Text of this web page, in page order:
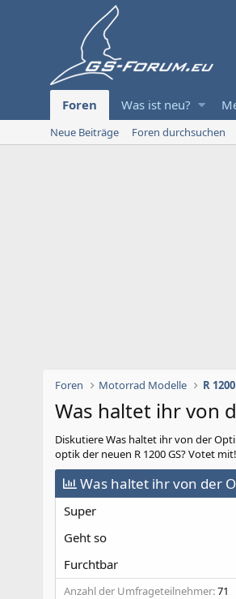
Foren Was ist neu?
Neue Beiträge Foren durchsuchen
Foren Motorrad Modelle R
Was haltet ihr von
DiskutiereWas haltet ihr von der
optik der neuen R 1200 GS? Votet mit!
Was haltet ihr von der
Super
Geht so
Furchtbar
Anzahl der Umfrageteilnehmer 71